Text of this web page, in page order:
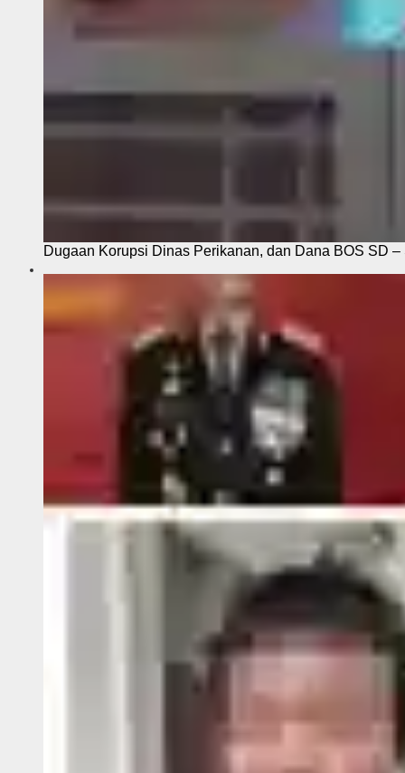
Dugaan Korupsi Dinas Perikanan, dan Dana BOS SD